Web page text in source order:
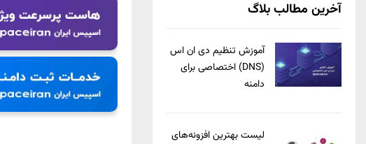
آخرین مطالب بلاگ
آموزش تنظیم دی ان اس
(DNS) اختصاصی برای
دامنه
لیست بهترین افزونه‌های